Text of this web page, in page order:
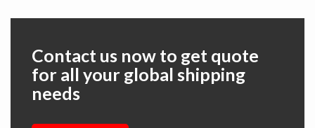
Contact us now to get quote
for all your global shipping
needs